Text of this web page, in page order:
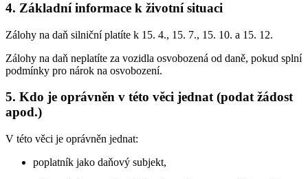
4. Základní informace k životní situaci
Zálohy na daň silniční platíte k 15. 4., 15. 7., 15. 10. a 15. 12.
Zálohy na daň neplatíte za vozidla osvobozená od daně, pokud splní
podmínky pro nárok na osvobození.
5. Kdo je oprávněn v této věci jednat (podat žádost
apod.)
V této věci je oprávněn jednat:
poplatník jako daňový subjekt,